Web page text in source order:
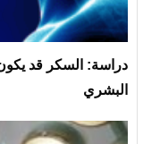
دراسة: السكر قد
البشري